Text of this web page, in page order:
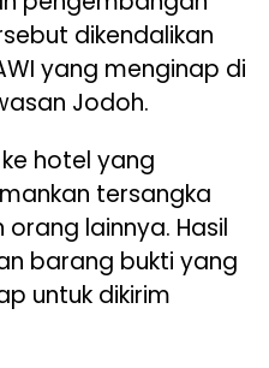
dikendalikan
yang menginap di
Jodoh.
hotel yang
tersangka
lainnya. Hasil
barang bukti yang
untuk dikirim